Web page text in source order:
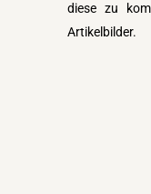
diese zu
Artikelbilder.